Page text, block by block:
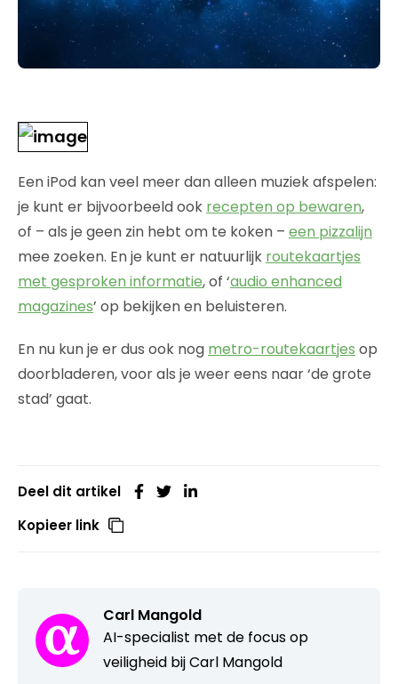
Een iPod kan veel meer dan alleen muziek afspelen:
je kunt er bijvoorbeeld ook recepten op bewaren,
of – als je geen zin hebt om te koken – een pizzalijn
mee zoeken. En je kunt er natuurlijk routekaartjes
met gesproken informatie, of ‘audio enhanced
magazines’ op bekijken en beluisteren.
En nu kun je er dus ook nog metro-routekaartjes op
doorbladeren, voor als je weer eens naar ‘de grote
stad’ gaat.
Deel dit artikel
Kopieer link
Carl Mangold
AI-specialist met de focus op
veiligheid bij Carl Mangold